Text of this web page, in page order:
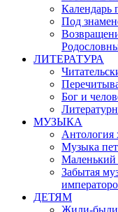
Календарь
Под
ЛИТЕРАТУРА
Бог и
МУЗЫКА
Антология
Музыка
Маленький
Забытая
ДЕТЯМ
Жили-были